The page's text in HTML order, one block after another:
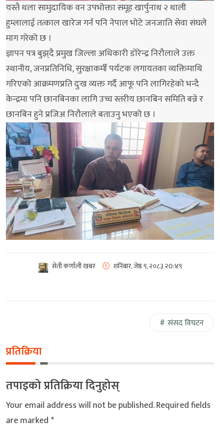
यस्तै थला सामुदायिक वन उपभोक्ता समूह खार्पुनाथ २ थाली
हुम्लालाई तत्काल खारेज गर्न पनि नेपाल भोटे जनजाति सेवा संघले
माग गरेको छ ।
ज्ञापन पत्र बुझ्‌दै प्रमुख जिल्ला अधिकारी डोरेन्द्र निरौलाले उक्त
स्थानीय, जनप्रतिनिधि, सुरक्षाकर्मी पर्यटक लगायतका व्यक्तिमाथि
गरिएको आक्रमणप्रति दुःख व्यक्त गर्दै आफू पनि लागिरहेको भन्दै
केन्द्रमा पनि छानबिनका लागि उच्च स्तरीय छानबिन समिति बन्ने र
छानबिन हुने प्रजिअ निरौलाले बताउनु भएको छ ।
सेती कर्णाली खबर शनिबार, जेष्ठ ९, २०८३२0:४९
संसद विघटन
प्रतिक्रिया
तपाइको प्रतिक्रिया दिनुहोस्
Your email address will not be published.Required fields
are marked*